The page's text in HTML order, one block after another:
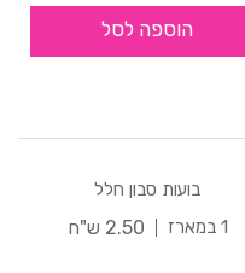
הוספה לסל
בועות סבון חלל
1 במארז
2.50 ש"ח